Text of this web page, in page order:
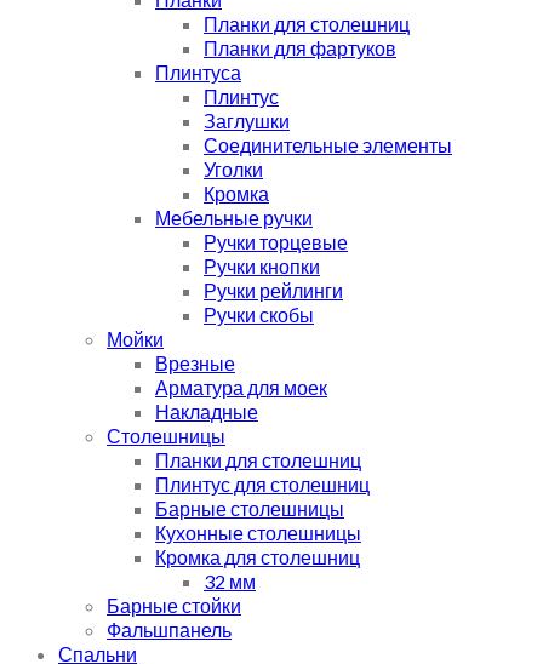
Планки для столешниц
Планки для фартуков
Плинтуса
Плинтус
Заглушки
Соединительные элементы
Уголки
Кромка
Мебельные ручки
Ручки торцевые
Ручки кнопки
Ручки рейлинги
Ручки скобы
Мойки
Врезные
Арматура для моек
Накладные
Столешницы
Планки для столешниц
Плинтус для столешниц
Барные столешницы
Кухонные столешницы
Кромка для столешниц
32 мм
Барные стойки
Фальшпанель
Спальни